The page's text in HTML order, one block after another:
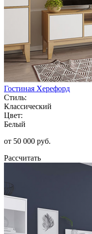
Гостиная Херефорд
Стиль:
Классический
Цвет:
Белый
от 50 000 руб.
Рассчитать